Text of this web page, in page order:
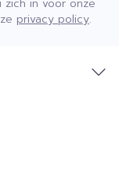
in voor onze
privacy policy.